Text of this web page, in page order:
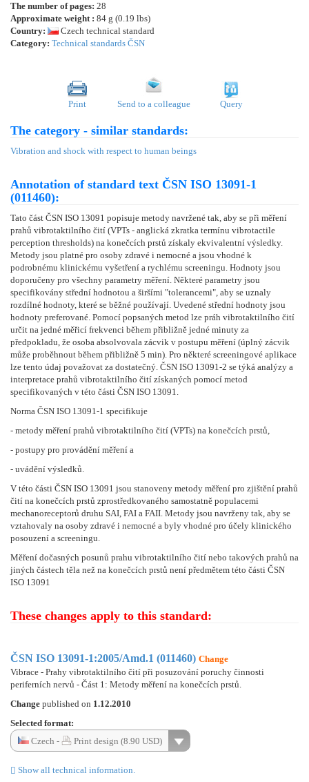
The number of pages: 28
Approximate weight : 84 g (0.19 lbs)
Country:
Czech technical standard
Category: Technical standards ČSN
Print Send to a colleague Query
The category - similar standards:
Vibration and shock with respect to human beings
Annotation of standard text ČSN ISO 13091-1
(011460):
Tato část ČSN ISO 13091 popisuje metody navržené tak, aby se při měření
prahů vibrotaktilního čití (VPTs - anglická zkratka termínu vibrotactile
perception thresholds) na konečcích prstů získaly ekvivalentní výsledky.
Metody jsou platné pro osoby zdravé i nemocné a jsou vhodné k
podrobnému klinickému vyšetření a rychlému screeningu. Hodnoty jsou
doporučeny pro všechny parametry měření. Některé parametry jsou
specifikovány střední hodnotou a širšími "tolerancemi", aby se uznaly
rozdílné hodnoty, které se běžné používají. Uvedené střední hodnoty jsou
hodnoty preferované. Pomocí popsaných metod lze práh vibrotaktilního čití
určit na jedné měřicí frekvenci během přibližně jedné minuty za
předpokladu, že osoba absolvovala zácvik v postupu měření (úplný zácvik
může proběhnout během přibližně 5 min). Pro některé screeningové aplikace
lze tento údaj považovat za dostatečný. ČSN ISO 13091-2 se týká analýzy a
interpretace prahů vibrotaktilního čití získaných pomocí metod
specifikovaných v této části ČSN ISO 13091.
Norma ČSN ISO 13091-1 specifikuje
- metody měření prahů vibrotaktilního čití (VPTs) na konečcích prstů,
- postupy pro provádění měření a
- uvádění výsledků.
V této části ČSN ISO 13091 jsou stanoveny metody měření pro zjištění prahů
čití na konečcích prstů zprostředkovaného samostatně populacemi
mechanoreceptorů druhu SAI, FAI a FAII. Metody jsou navrženy tak, aby se
vztahovaly na osoby zdravé i nemocné a byly vhodné pro účely klinického
posouzení a screeningu.
Měření dočasných posunů prahu vibrotaktilního čití nebo takových prahů na
jiných částech těla než na konečcích prstů není předmětem této části ČSN
ISO 13091
These changes apply to this standard:
ČSN ISO 13091-1:2005/Amd.1 (011460) Change
Vibrace - Prahy vibrotaktilního čití při posuzování poruchy činnosti
periferních nervů - Část 1: Metody měření na konečcích prstů.
Change published on 1.12.2010
Selected format:
Czech -
Print design (8.90 USD)
Show all technical information.